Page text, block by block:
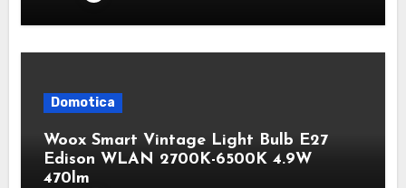
Domotica
Woox Smart Vintage Light Bulb E27
Edison WLAN 2700K-6500K 4.9W
470lm